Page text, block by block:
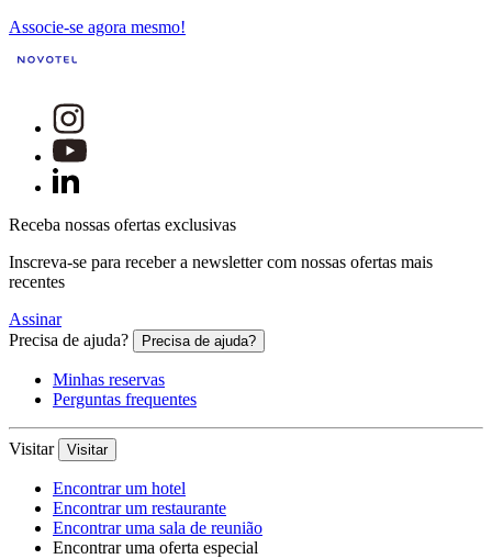
Associe-se agora mesmo!
Receba nossas ofertas exclusivas
Inscreva-se para receber a newsletter com nossas ofertas mais
recentes
Assinar
Precisa de ajuda?
Precisa de ajuda?
Minhas reservas
Perguntas frequentes
Visitar Visitar
Encontrar um hotel
Encontrar um restaurante
Encontrar uma sala de reunião
Encontrar uma oferta especial